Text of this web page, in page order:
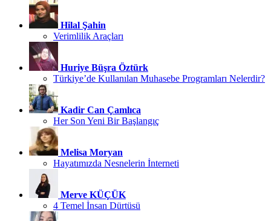
Hilal Şahin
Verimlilik Araçları
Huriye Büşra Öztürk
Türkiye’de Kullanılan Muhasebe Programları Nelerdir?
Kadir Can Çamlıca
Her Son Yeni Bir Başlangıç
Melisa Moryan
Hayatımızda Nesnelerin İnterneti
Merve KÜÇÜK
4 Temel İnsan Dürtüsü